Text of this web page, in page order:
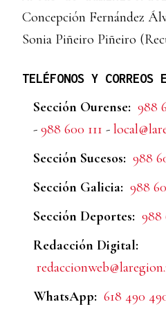
Concepción Fernández
Sonia Piñeiro Piñeiro
TELÉFONOS Y CORREOS
Sección Ourense: 988
- 988 600 111 -
Sección Sucesos: 988
Sección Galicia: 988
Sección Deportes: 988
Redacción Digital:
WhatsApp: 618 490